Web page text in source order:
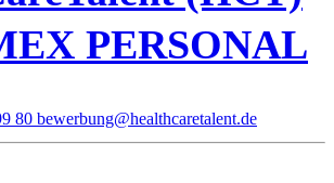
PERSONAL
80 bewerbung@healthcaretalent.de